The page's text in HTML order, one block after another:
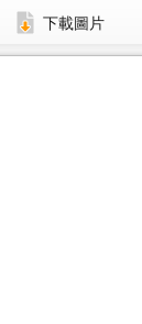
下載圖片